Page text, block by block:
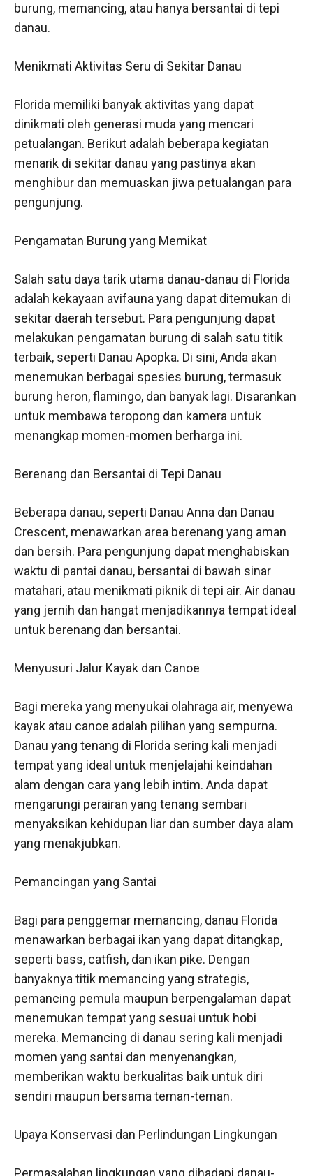
burung, memancing, atau hanya bersantai di tepi
danau.
Menikmati Aktivitas Seru di Sekitar Danau
Florida memiliki banyak aktivitas yang dapat
dinikmati oleh generasi muda yang mencari
petualangan. Berikut adalah beberapa kegiatan
menarik di sekitar danau yang pastinya akan
menghibur dan memuaskan jiwa petualangan para
pengunjung.
Pengamatan Burung yang Memikat
Salah satu daya tarik utama danau-danau di Florida
adalah kekayaan avifauna yang dapat ditemukan di
sekitar daerah tersebut. Para pengunjung dapat
melakukan pengamatan burung di salah satu titik
terbaik, seperti Danau Apopka. Di sini, Anda akan
menemukan berbagai spesies burung, termasuk
burung heron, flamingo, dan banyak lagi. Disarankan
untuk membawa teropong dan kamera untuk
menangkap momen-momen berharga ini.
Berenang dan Bersantai di Tepi Danau
Beberapa danau, seperti Danau Anna dan Danau
Crescent, menawarkan area berenang yang aman
dan bersih. Para pengunjung dapat menghabiskan
waktu di pantai danau, bersantai di bawah sinar
matahari, atau menikmati piknik di tepi air. Air danau
yang jernih dan hangat menjadikannya tempat ideal
untuk berenang dan bersantai.
Menyusuri Jalur Kayak dan Canoe
Bagi mereka yang menyukai olahraga air, menyewa
kayak atau canoe adalah pilihan yang sempurna.
Danau yang tenang di Florida sering kali menjadi
tempat yang ideal untuk menjelajahi keindahan
alam dengan cara yang lebih intim. Anda dapat
mengarungi perairan yang tenang sembari
menyaksikan kehidupan liar dan sumber daya alam
yang menakjubkan.
Pemancingan yang Santai
Bagi para penggemar memancing, danau Florida
menawarkan berbagai ikan yang dapat ditangkap,
seperti bass, catfish, dan ikan pike. Dengan
banyaknya titik memancing yang strategis,
pemancing pemula maupun berpengalaman dapat
menemukan tempat yang sesuai untuk hobi
mereka. Memancing di danau sering kali menjadi
momen yang santai dan menyenangkan,
memberikan waktu berkualitas baik untuk diri
sendiri maupun bersama teman-teman.
Upaya Konservasi dan Perlindungan Lingkungan
Permasalahan lingkungan yang dihadapi danau-